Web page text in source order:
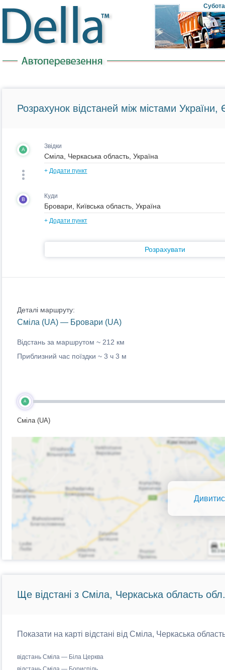
Субота
Розрахунок відстаней між містами України,
A Звідки
+ Додати пункт
B Куди
+ Додати пункт
Розрахувати
Деталі маршруту:
Сміла (UA) — Бровари (UA)
Відстань за маршрутом ~ 212 км
Приблизний час поїздки ~ 3 ч 3 м
A
Сміла (UA)
Ще відстані з Сміла, Черкаська область обл.
Показати на карті відстані від Сміла, Черкаська
відстань Сміла — Біла Церква